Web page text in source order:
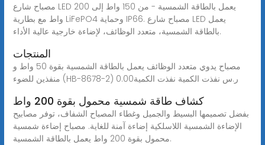
مصباح شارع LED يعمل بالطاقة الشمسية - من 150 واط إلى 200
واط مع بطارية LiFePO4 وحماية IP66. مصباح شارع LED يعمل
بالطاقة الشمسية، متعدد الوظائف، لإضاءة خارجية عالية الأداء.
المنتجات
مصباح يدوي متعدد الوظائف يعمل بالطاقة الشمسية بقوة 50 واط و
منفذين للضوء (HB-8678-2) 0.00ر.س نفذت الكمية نفذت الكمية
كشاف طاقة شمسية محمول بقوة 200 واط
بفضل تصميمها البسيط والجميل وغطاء المصباح الشفاف، توفر مصابيح
الإضاءة الشمسية اللاسلكية إضاءة آمنة للغاية. مصباح إضاءة شمسية
محمول بقوة 200 واط يعمل بالطاقة الشمسية.